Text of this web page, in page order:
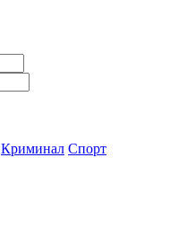
Криминал Спорт